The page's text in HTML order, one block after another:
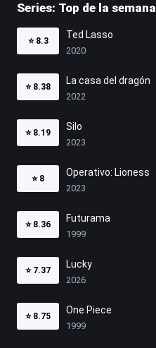
Series: Top de la semana
⭐ 8.3
Ted Lasso
2020
⭐ 8.38
La casa del dragón
2022
⭐ 8.19
Silo
2023
⭐ 8
Operativo: Lioness
2023
⭐ 8.36
Futurama
1999
⭐ 7.37
Lucky
2026
⭐ 8.75
One Piece
1999